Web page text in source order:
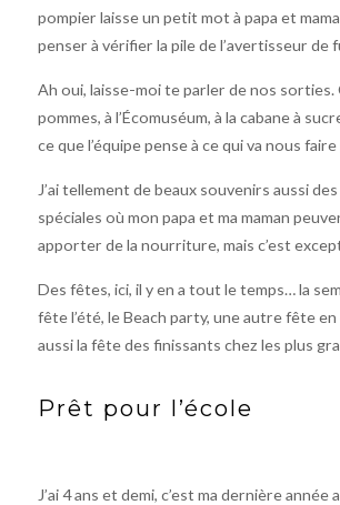
pompier laisse un petit mot à papa et
penser à vérifier la pile de l’avertisseur de
Ah oui, laisse-moi te parler de nos sorties.
pommes, à l’Écomuséum, à la cabane à
ce que l’équipe pense à ce qui va nous faire
J’ai tellement de beaux souvenirs aussi
spéciales où mon papa et ma maman
apporter de la nourriture, mais c’est
Des fêtes, ici, il y en a tout le temps… la
fête l’été, le Beach party, une autre fête
aussi la fête des finissants chez les plus
Prêt pour l’école
J’ai 4 ans et demi, c’est ma dernière année